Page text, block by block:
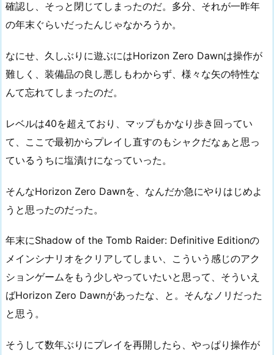
確認し、そっと閉じてしまったのだ。多分、それが一昨年
の年末ぐらいだったんじゃなかろうか。
なにせ、久しぶりに遊ぶにはHorizon Zero Dawnは操作が
難しく、装備品の良し悪しもわからず、様々な矢の特性な
んて忘れてしまったのだ。
レベルは40を超えており、マップもかなり歩き回ってい
て、ここで最初からプレイし直すのもシャクだなぁと思っ
ているうちに塩漬けになっていった。
そんなHorizon Zero Dawnを、なんだか急にやりはじめよ
うと思ったのだった。
年末にShadow of the Tomb Raider: Definitive Editionの
メインシナリオをクリアしてしまい、こういう感じのアク
ションゲームをもう少しやっていたいと思って、そういえ
ばHorizon Zero Dawnがあったな、と。そんなノリだった
と思う。
そうして数年ぶりにプレイを再開したら、やっぱり操作が